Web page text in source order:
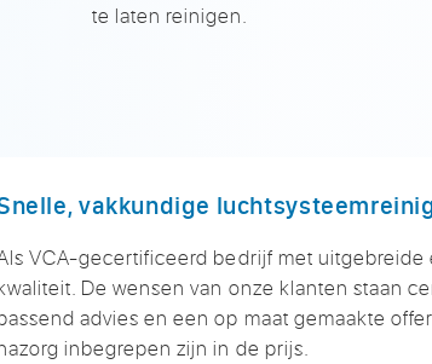
te laten reinigen.
vakkundige
VCA-gecertificeerd bedrijf met uitgebreide
De wensen van onze klanten staan
advies en een op maat gemaakte
inbegrepen zijn in de prijs.